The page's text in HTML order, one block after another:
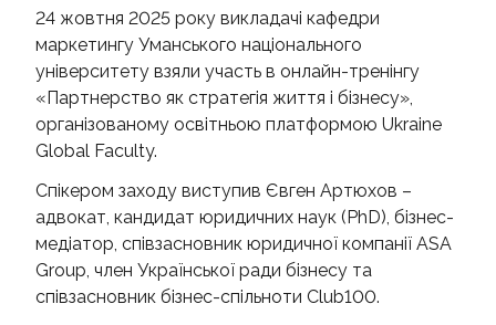
24 жовтня 2025 року викладачі кафедри
маркетингу Уманського національного
університету взяли участь в онлайн-тренінгу
«Партнерство як стратегія життя і бізнесу»,
організованому освітньою платформою Ukraine
Global Faculty.
Спікером заходу виступив Євген Артюхов –
адвокат, кандидат юридичних наук (PhD), бізнес-
медіатор, співзасновник юридичної компанії ASA
Group, член Української ради бізнесу та
співзасновник бізнес-спільноти Club100.